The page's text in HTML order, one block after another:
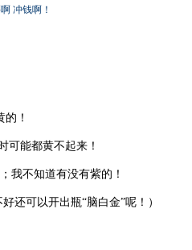
冲钱啊！
！
可能都黄不起来！
我不知道有没有紫的！
还可以开出瓶“脑白金”呢！）